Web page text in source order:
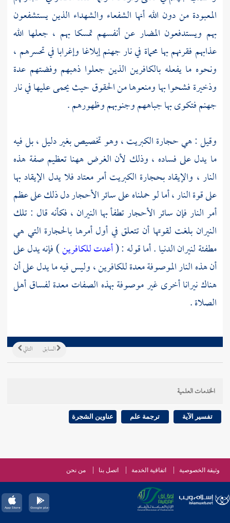
المعبودة من دون الله أنها الشفعاء والشهداء الذين يستشفعون
بهم ويستدفعون المضار عن أنفسهم تمسكا بهم ، جعلها الله
عذابهم فقرنهم بها محماة في نار جهنم إبلاغا وإغرابا في تحسرهم ،
ونحوه ما يفعله بالكافرين الذين جعلوا ذهبهم وفضتهم عدة
وذخيرة فشحوا بها ومنعوها من الحقوق حيث يحمى عليها في نار
جهنم فتكوى بها جباههم وجنوبهم وظهورهم .
وقيل : هي حجارة الكبريت ، وهو تخصيص بغير دليل ، بل فيه
ما يدل على فساده ، وذلك لأن الغرض ههنا تعظيم صفة هذه
النار ، والإيقاد بحجارة الكبريت أمر معتاد فلا يدل الإيقاد بها
على قوة النار ، أما لو حملناه على سائر الأحجار دل ذلك على عظم
أمر النار فإن سائر الأحجار تطفأ بها النيران ، فكأنه قال : تلك
النيران بلغت لقوتها أن تتعلق في أول أمرها بالحجارة التي هي
مطفئة لنيران الدنيا . أما قوله : (أعدت للكافرين) فإنه يدل على
أن هذه النار الموصوفة معدة للكافرين ، وليس فيه ما يدل على أن
هناك نيرانا أخرى غير موصوفة بهذه الصفات معدة لفساق أهل
الصلاة .
التالي السابق
الخدمات العلمية
تفسير الآية ترجمة علم عناوين الشجرة
وثيقة الخصوصية اتفاقية الخدمة اتصل بنا من نحن